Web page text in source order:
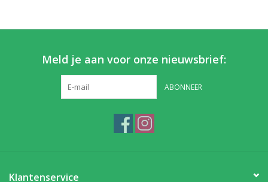
Meld je aan voor onze nieuwsbrief:
ABONNEER
Klantenservice